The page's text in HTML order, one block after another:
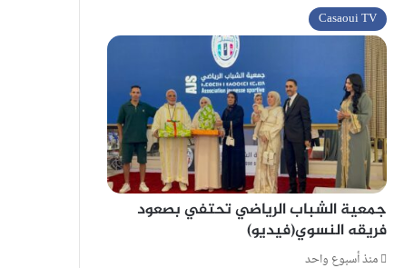
Casaoui TV
جمعية الشباب الرياضي تحتفي بصعود
فريقه النسوي(فيديو)
منذ أسبوع واحد